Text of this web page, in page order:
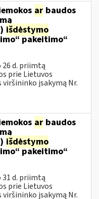
ar baudos
) išdėstymo
pakeitimo“
d. priimtą
prie Lietuvos
įsakymą Nr.
ar baudos
) išdėstymo
pakeitimo“
d. priimtą
prie Lietuvos
įsakymą Nr.